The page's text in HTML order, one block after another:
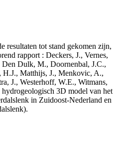
resultaten tot stand gekomen zijn,
rapport : Deckers, J., Vernes,
Den Dulk, M., Doornenbal, J.C.,
H.J., Matthijs, J., Menkovic, A.,
J., Westerhoff, W.E., Witmans,
3D model van het
in Zuidoost-Nederland en